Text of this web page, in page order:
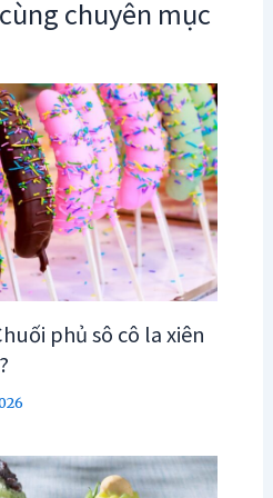
chuyên mục
phủ sô cô la xiên